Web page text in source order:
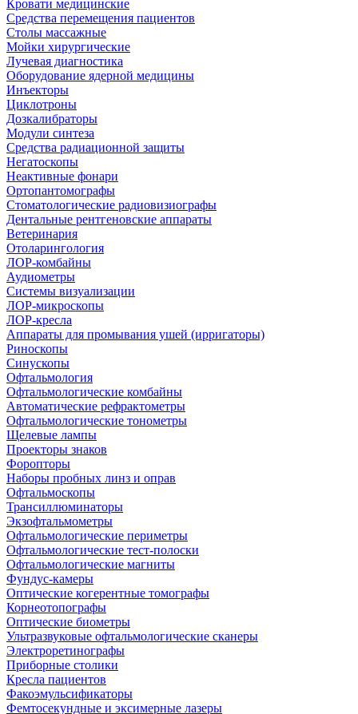
Кровати медицинские
Средства перемещения пациентов
Столы массажные
Мойки хирургические
Лучевая диагностика
Оборудование ядерной медицины
Инъекторы
Циклотроны
Дозкалибраторы
Модули синтеза
Средства радиационной защиты
Негатоскопы
Неактивные фонари
Ортопантомографы
Стоматологические радиовизиографы
Дентальные рентгеновские аппараты
Ветеринария
Отоларингология
ЛОР-комбайны
Аудиометры
Системы визуализации
ЛОР-микроскопы
ЛОР-кресла
Аппараты для промывания ушей (ирригаторы)
Риноскопы
Синускопы
Офтальмология
Офтальмологические комбайны
Автоматические рефрактометры
Офтальмологические тонометры
Щелевые лампы
Проекторы знаков
Форопторы
Наборы пробных линз и оправ
Офтальмоскопы
Трансиллюминаторы
Экзофтальмометры
Офтальмологические периметры
Офтальмологические тест-полоски
Офтальмологические магниты
Фундус-камеры
Оптические когерентные томографы
Корнеотопографы
Оптические биометры
Ультразвуковые офтальмологические сканеры
Электроретинографы
Приборные столики
Кресла пациентов
Факоэмульсификаторы
Фемтосекундные и эксимерные лазеры